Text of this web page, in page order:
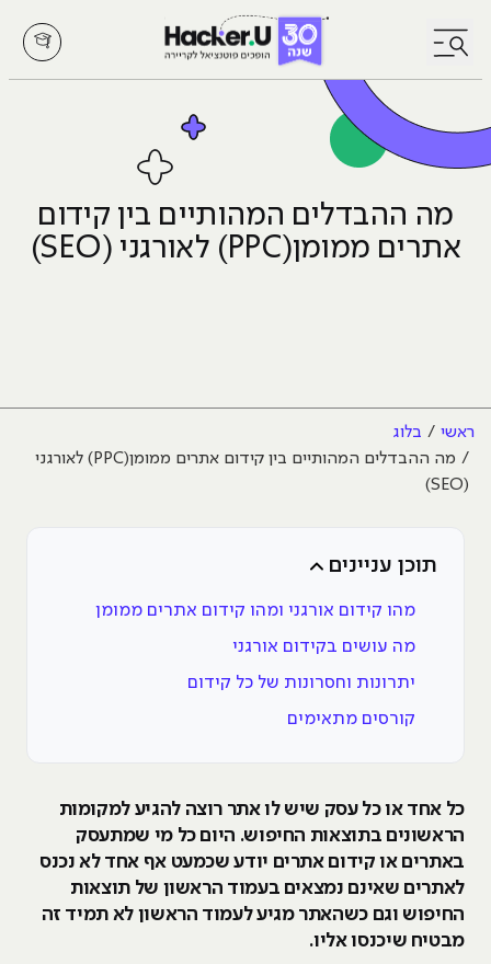
לחץ לפתיחת/סגירת תפריט
מה ההבדלים המהותיים בין קידום
אתרים ממומן(PPC) לאורגני (SEO)
ראשי
בלוג
מה ההבדלים המהותיים בין קידום אתרים ממומן(PPC) לאורגני
(SEO)
תוכן עניינים
מהו קידום אורגני ומהו קידום אתרים ממומן
מה עושים בקידום אורגני
יתרונות וחסרונות של כל קידום
קורסים מתאימים
כל אחד או כל עסק שיש לו אתר רוצה להגיע למקומות
הראשונים בתוצאות החיפוש. היום כל מי שמתעסק
באתרים או קידום אתרים יודע שכמעט אף אחד לא נכנס
לאתרים שאינם נמצאים בעמוד הראשון של תוצאות
החיפוש וגם כשהאתר מגיע לעמוד הראשון לא תמיד זה
מבטיח שיכנסו אליו.